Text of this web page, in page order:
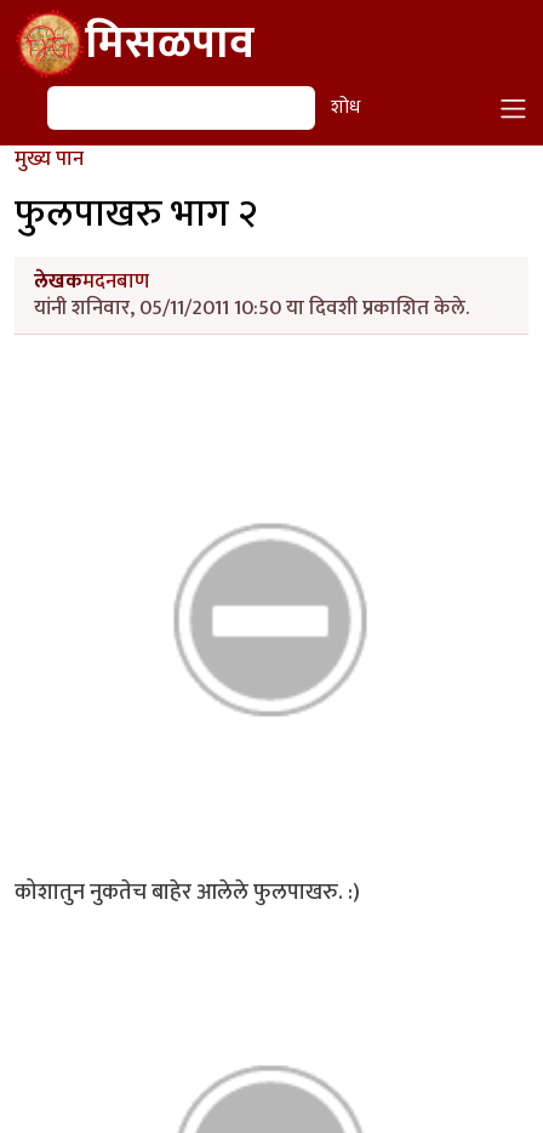
Skip to main contentमिसळपाव
शोध शोध
मुख्य पान
फुलपाखरु भाग २
लेखकमदनबाण
यांनी शनिवार, 05/11/2011 10:50 या दिवशी प्रकाशित केले.
कोशातुन नुकतेच बाहेर आलेले फुलपाखरु. :)